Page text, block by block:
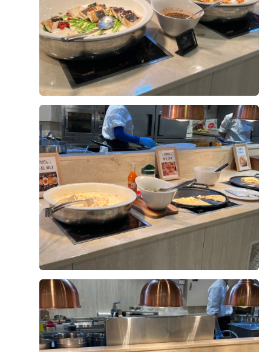
서울특별시 마포구 성암로 189
중소기업DMC타워 2층
서울 마포구 상암동 1622
네비게이션 DMC타워웨딩
인스타그램